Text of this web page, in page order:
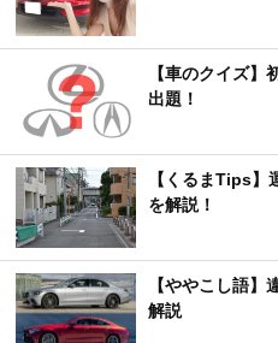
【車のクイズ】
出題！
【くるまTips】
を解説！
【ややこし語
解説